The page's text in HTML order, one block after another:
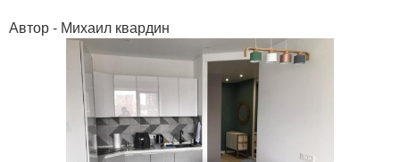
Автор - Михаил квардин